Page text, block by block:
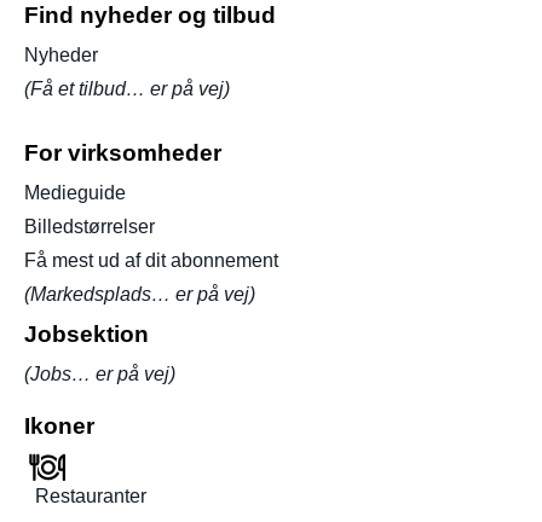
Find nyheder og tilbud
Nyheder
(Få et tilbud… er på vej)
For virksomheder
Medieguide
Billedstørrelser
Få mest ud af dit abonnement
(Markedsplads… er på vej)
Jobsektion
(Jobs… er på vej)
Ikoner
Restauranter